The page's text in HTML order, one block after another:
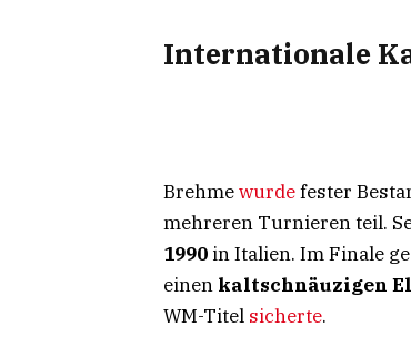
Internationale
Brehmewurdefester
mehreren Turnieren teil.
1990 in Italien. Im Finale
einen kaltschnäuzigen
WM-Titel sicherte.